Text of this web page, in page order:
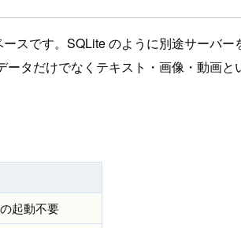
スです。SQLite のように別途サーバ
タだけでなくテキスト・画像・動画と
起動不要